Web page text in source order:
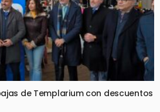
de Templarium con descuentos